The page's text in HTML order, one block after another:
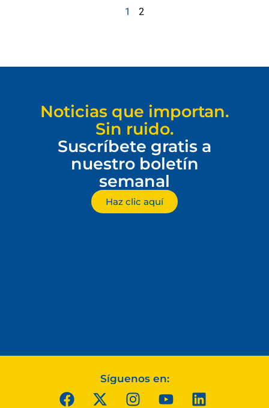
1 2
Noticias que importan.
Sin ruido.
Suscríbete gratis a
nuestro boletín
semanal
Haz clic aquí
Síguenos en: